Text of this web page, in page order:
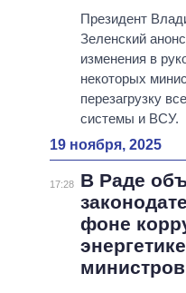
Президент
Зеленский
изменения в
некоторых
перезагрузку
системы и ВСУ.
19 ноября, 2025
17:28
В Раде
фоне
министров